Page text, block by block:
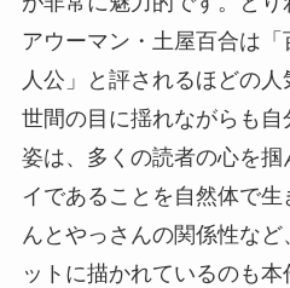
アウーマン・土屋百合は
人公」と評されるほどの
世間の目に揺れながらも
姿は、多くの読者の心を
イであることを自然体で
んとやっさんの関係性な
ットに描かれているのも本